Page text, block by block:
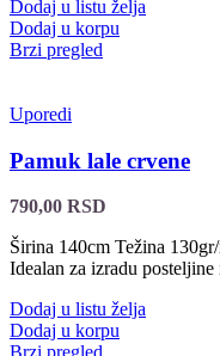
Dodaj u listu želja
Dodaj u korpu
Brzi pregled
Uporedi
Pamuk lale crvene
790,00 RSD
Širina 140cm Težina
Idealan za izradu
Dodaj u listu želja
Dodaj u korpu